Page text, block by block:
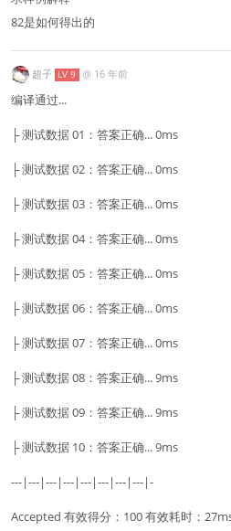
82是如何得出的
超子 LV 9 @ 16 年前
编译通过...
├ 测试数据 01：答案正确... 0ms
├ 测试数据 02：答案正确... 0ms
├ 测试数据 03：答案正确... 0ms
├ 测试数据 04：答案正确... 0ms
├ 测试数据 05：答案正确... 0ms
├ 测试数据 06：答案正确... 0ms
├ 测试数据 07：答案正确... 0ms
├ 测试数据 08：答案正确... 9ms
├ 测试数据 09：答案正确... 9ms
├ 测试数据 10：答案正确... 9ms
---|---|---|---|---|---|---|---|-
Accepted 有效得分：100 有效耗时：